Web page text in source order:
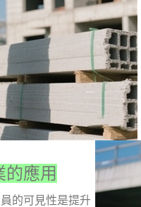
的應用
的可見性是提升